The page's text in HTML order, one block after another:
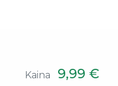
Kaina 9,99 €